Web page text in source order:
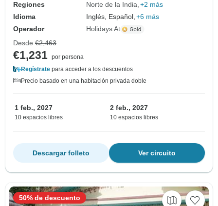
Regiones
Norte de la India +2 más
Idioma
Inglés, Español, +6 más
Operador
Holidays At
Desde €2,463
€1,231 por persona
Regístrate para acceder a los descuentos
Precio basado en una habitación privada doble
1 feb., 2027
10 espacios libres
2 feb., 2027
10 espacios libres
Ver circuito
Descargar folleto
50% de descuento